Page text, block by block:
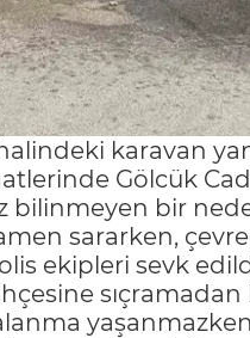
karavan
Gölcük
bilinmeyen bir
sararken,
ekipleri sevk